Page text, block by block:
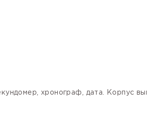
хронограф, дата. Корпус